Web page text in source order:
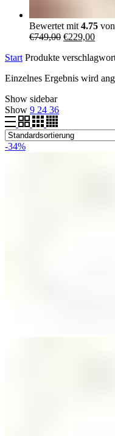
Bewertet mit 4.75
€749,00 Ursprünglicher
war:
€229,00
ist:
Start Produkte
Einzelnes Ergebnis wird
Show sidebar
Show 9 24 36
-34%